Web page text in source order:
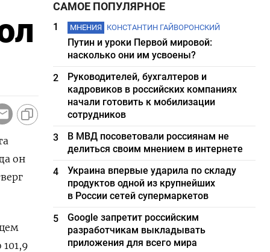
он
САМОЕ ПОПУЛЯРНОЕ
1 МНЕНИЯ КОНСТАНТИН ГАЙВОРОНСКИЙ
Путин и уроки Первой мировой:
насколько они им усвоены?
2
Руководителей, бухгалтеров и
кадровиков в российских компаниях
начали готовить к мобилизации
сотрудников
3
В МВД посоветовали россиянам не
делиться своим мнением в интернете
4
Украина впервые ударила по складу
продуктов одной из крупнейших
в России сетей супермаркетов
5
Google запретит российским
разработчикам выкладывать
приложения для всего мира